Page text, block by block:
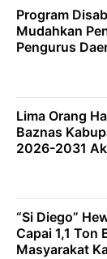
Program
Mudahkan
Pengurus
Lima Orang
Baznas
2026-2031
“Si Diego”
Capai 1,1 Ton
Masyarakat